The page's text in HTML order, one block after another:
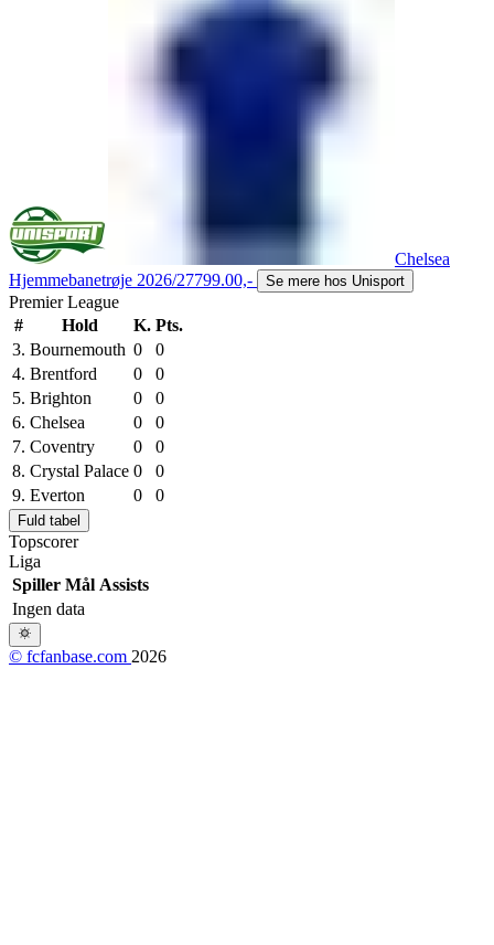
Chelsea
Hjemmebanetrøje 2026/27799.00,- Se mere hos Unisport
Premier League
#
Hold K. Pts.
3. Bournemouth 0
0
4. Brentford 0
0
5. Brighton 0
0
6. Chelsea 0
0
7. Coventry 0
0
8. Crystal Palace 0
0
9. Everton 0 0
Fuld tabel
Topscorer
Liga
Spiller Mål Assists
Ingen data
© fcfanbase.com 2026